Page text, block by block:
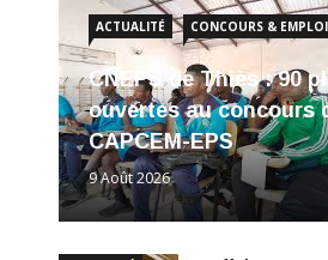
ACTUALITÉ CONCOURS & EMPLOI
CNEPS de Thiès : 90
ouvertes au concours
CAPCEM-EPS
9 Août 2026